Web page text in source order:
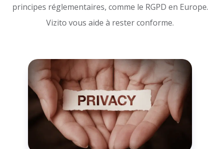
principes réglementaires, comme le RGPD en Europe.
Vizito vous aide à rester conforme.